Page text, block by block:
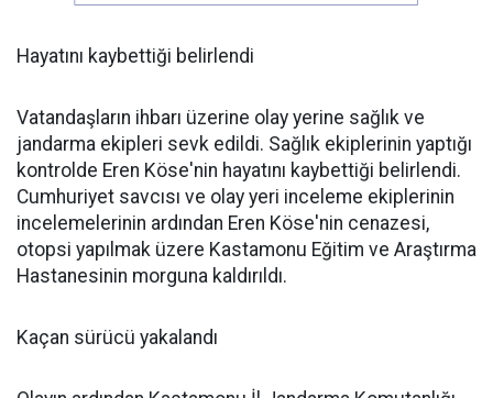
Hayatını kaybettiği belirlendi
Vatandaşların ihbarı üzerine olay yerine sağlık ve
jandarma ekipleri sevk edildi. Sağlık ekiplerinin yaptığı
kontrolde Eren Köse'nin hayatını kaybettiği belirlendi.
Cumhuriyet savcısı ve olay yeri inceleme ekiplerinin
incelemelerinin ardından Eren Köse'nin cenazesi,
otopsi yapılmak üzere Kastamonu Eğitim ve Araştırma
Hastanesinin morguna kaldırıldı.
Kaçan sürücü yakalandı